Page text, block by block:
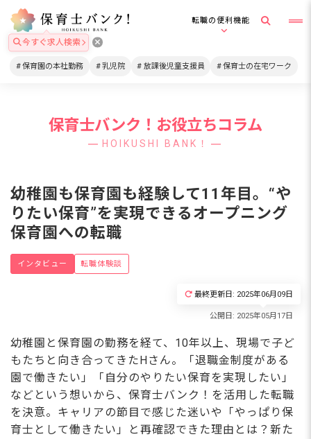
転職の便利機能
今すぐ求人検索
保育園の本社勤務 乳児院 放課後児童支援員 保育士の在宅ワーク
保育士バンク！お役立ちコラム
HOIKUSHI BANK！
幼稚園も保育園も経験して11年目。“や
りたい保育”を実現できるオープニング
保育園への転職
インタビュー 転職体験談
最終更新日: 2025年06月09日
幼稚園と保育園の勤務を経て、10年以上、現場で子ど
もたちと向き合ってきたHさん。「退職金制度がある
園で働きたい」「自分のやりたい保育を実現したい」
などという想いから、保育士バンク！を活用した転職
を決意。キャリアの節目で感じた迷いや「やっぱり保
育士として働きたい」と再確認できた理由とは？新た